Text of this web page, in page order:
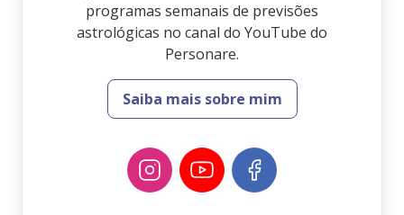
programas semanais de previsões
astrológicas no canal do YouTube do
Personare.
Saiba mais sobre mim